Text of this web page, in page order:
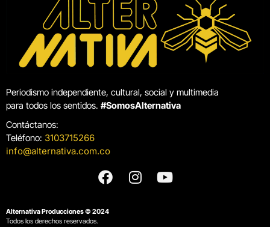
Periodismo independiente, cultural, social y multimedia
para todos los sentidos. #SomosAlternativa
Contáctanos:
Teléfono: 3103715266
info@alternativa.com.co
Alternativa Producciones © 2024
Todos los derechos reservados.